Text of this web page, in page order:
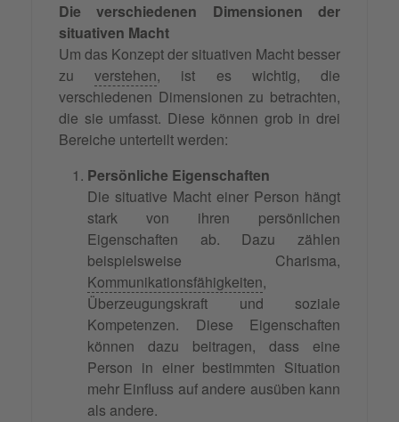
Die verschiedenen Dimensionen der
situativen Macht
Um das Konzept der situativen Macht besser
zuverstehen, ist es wichtig, die
verschiedenen Dimensionen zu betrachten,
die sie umfasst. Diese können grob in drei
Bereiche unterteilt werden:
Persönliche Eigenschaften
Die situative Macht einer Person hängt
stark von ihren persönlichen
Eigenschaften ab. Dazu zählen
beispielsweise Charisma,
Kommunikationsfähigkeiten,
Überzeugungskraft und soziale
Kompetenzen. Diese Eigenschaften
können dazu beitragen, dass eine
Person in einer bestimmten Situation
mehr Einfluss auf andere ausüben kann
als andere.